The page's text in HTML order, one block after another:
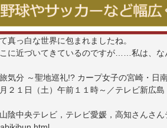
真っ白な世界に包まれましたね。
に近づいてきているのですが……私は、な
気分 ～聖地巡礼!? カープ女子の宮崎・日
２１日（土）午前１１時～／テレビ新広
中央テレビ，テレビ愛媛，高知さんさん